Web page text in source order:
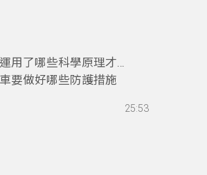
用了哪些科學原理才能
要做好哪些防護措施
25:53